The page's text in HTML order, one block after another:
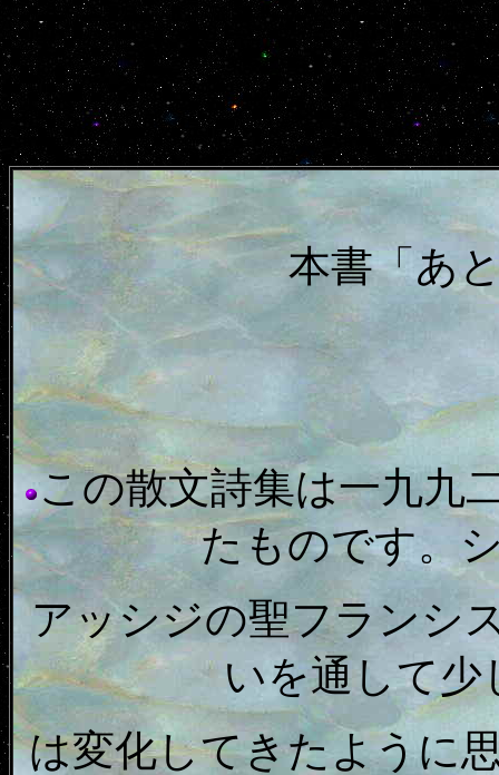
本書「あ
この散文詩集は一九九
たものです。
アッシジの聖フランシ
いを通して少
は変化してきたように